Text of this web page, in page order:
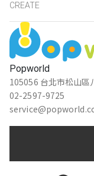
Popworld
105056 台北市松山
02-2597-9725
CREATE